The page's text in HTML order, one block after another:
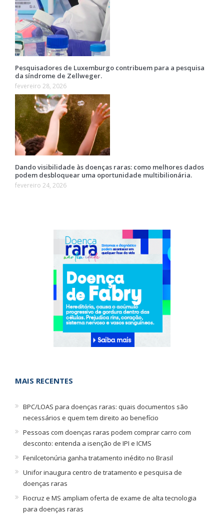
Pesquisadores de Luxemburgo contribuem para a pesquisa
da síndrome de Zellweger.
fevereiro 28, 2026
Dando visibilidade às doenças raras: como melhores dados
podem desbloquear uma oportunidade multibilionária.
fevereiro 24, 2026
MAIS RECENTES
BPC/LOAS para doenças raras: quais documentos são
necessários e quem tem direito ao benefício
Pessoas com doenças raras podem comprar carro com
desconto: entenda a isenção de IPI e ICMS
Fenilcetonúria ganha tratamento inédito no Brasil
Unifor inaugura centro de tratamento e pesquisa de
doenças raras
Fiocruz e MS ampliam oferta de exame de alta tecnologia
para doenças raras